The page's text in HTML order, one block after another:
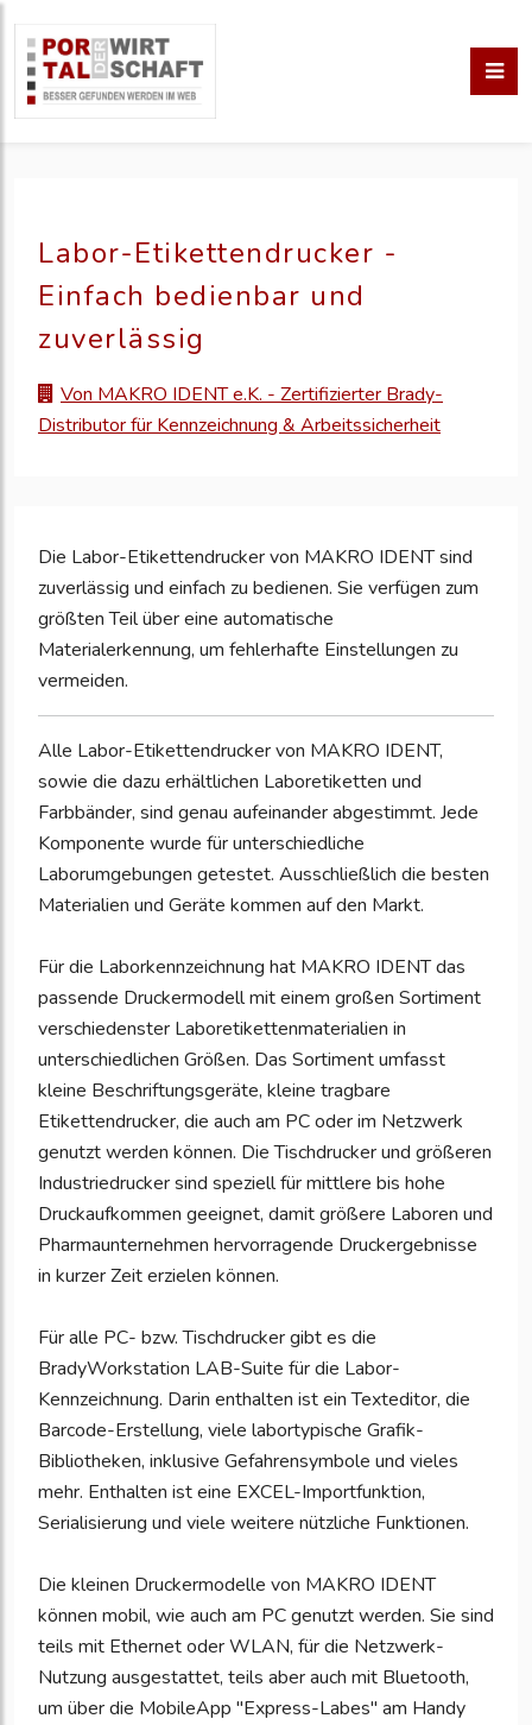
Labor-Etikettendrucker -
Einfach bedienbar und
zuverlässig
Von MAKRO IDENT e.K. - Zertifizierter Brady-
Distributor für Kennzeichnung & Arbeitssicherheit
Die Labor-Etikettendrucker von MAKRO IDENT sind
zuverlässig und einfach zu bedienen. Sie verfügen zum
größten Teil über eine automatische
Materialerkennung, um fehlerhafte Einstellungen zu
vermeiden.
Alle Labor-Etikettendrucker von MAKRO IDENT,
sowie die dazu erhältlichen Laboretiketten und
Farbbänder, sind genau aufeinander abgestimmt. Jede
Komponente wurde für unterschiedliche
Laborumgebungen getestet. Ausschließlich die besten
Materialien und Geräte kommen auf den Markt.
Für die Laborkennzeichnung hat MAKRO IDENT das
passende Druckermodell mit einem großen Sortiment
verschiedenster Laboretikettenmaterialien in
unterschiedlichen Größen. Das Sortiment umfasst
kleine Beschriftungsgeräte, kleine tragbare
Etikettendrucker, die auch am PC oder im Netzwerk
genutzt werden können. Die Tischdrucker und größeren
Industriedrucker sind speziell für mittlere bis hohe
Druckaufkommen geeignet, damit größere Laboren und
Pharmaunternehmen hervorragende Druckergebnisse
in kurzer Zeit erzielen können.
Für alle PC- bzw. Tischdrucker gibt es die
BradyWorkstation LAB-Suite für die Labor-
Kennzeichnung. Darin enthalten ist ein Texteditor, die
Barcode-Erstellung, viele labortypische Grafik-
Bibliotheken, inklusive Gefahrensymbole und vieles
mehr. Enthalten ist eine EXCEL-Importfunktion,
Serialisierung und viele weitere nützliche Funktionen.
Die kleinen Druckermodelle von MAKRO IDENT
können mobil, wie auch am PC genutzt werden. Sie sind
teils mit Ethernet oder WLAN, für die Netzwerk-
Nutzung ausgestattet, teils aber auch mit Bluetooth,
um über die MobileApp "Express-Labes" am Handy